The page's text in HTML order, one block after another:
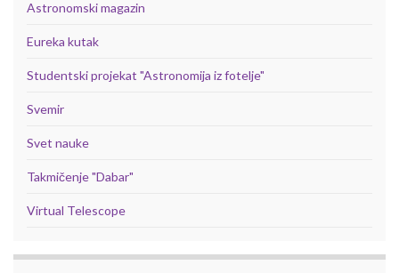
Astronomski magazin
Eureka kutak
Studentski projekat "Astronomija iz fotelje"
Svemir
Svet nauke
Takmičenje "Dabar"
Virtual Telescope